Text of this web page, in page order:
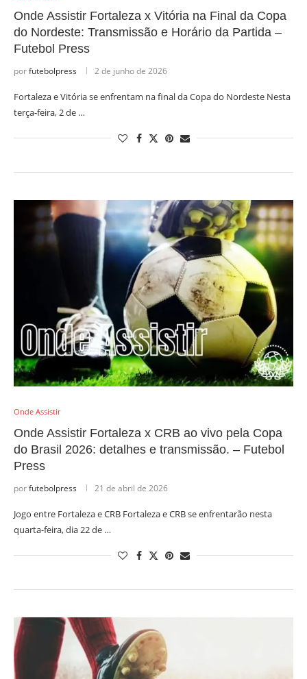
Onde Assistir Fortaleza x Vitória na Final da Copa
do Nordeste: Transmissão e Horário da Partida –
Futebol Press
porfutebolpress 2 de junho de 2026
Fortaleza e Vitória se enfrentam na final da Copa do Nordeste Nesta
terça-feira, 2 de …
Onde Assistir
Onde Assistir Fortaleza x CRB ao vivo pela Copa
do Brasil 2026: detalhes e transmissão. – Futebol
Press
porfutebolpress 21 de abril de 2026
Jogo entre Fortaleza e CRB Fortaleza e CRB se enfrentarão nesta
quarta-feira, dia 22 de …